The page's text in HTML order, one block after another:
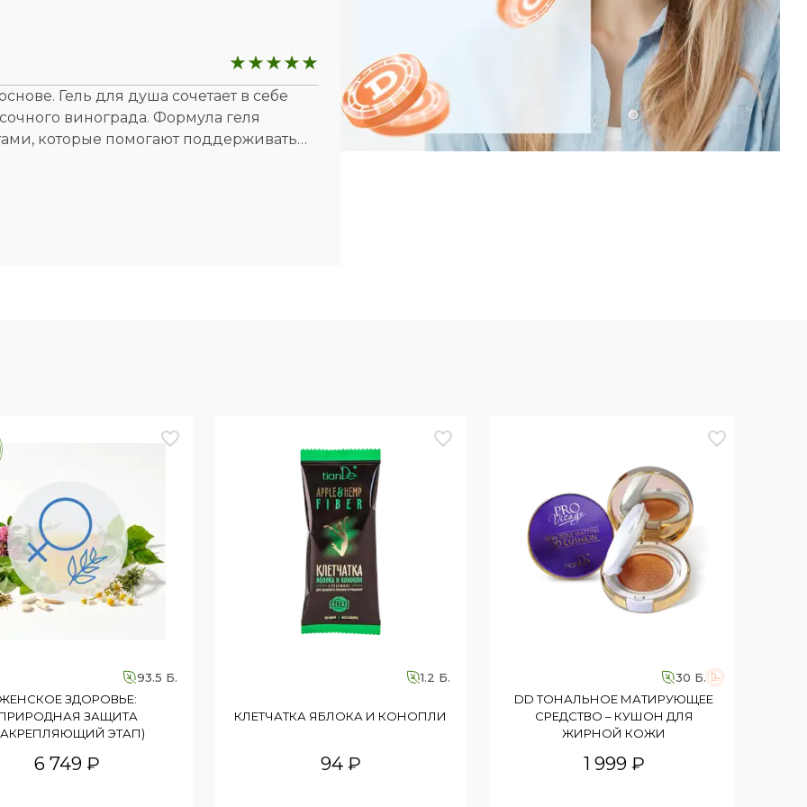
и увлажнённой становится моя кожа.
и приятный, что каждое
удовольствие. Кожа остаётся
и я чувствую себя свежей и ухоженной.
нежное и эффективное средство для
душа и подарите своей коже
Гель для душа сочетает в себе
винограда. Формула геля
которые помогают поддерживать
для ежедневного
только натуральные
всего дня, и я чувствую себя
нежное и эффективное средство для
душа и подарите своей коже
93.5 Б.
ЗДОРОВЬЕ:
ЗАЩИТА
ЭТАП)
6 749 ₽
1.2 Б.
КЛЕТЧАТКА ЯБЛОКА И КОНОПЛИ
94 ₽
30 Б.
DD ТОНАЛЬНОЕ МАТИРУЮЩЕЕ
СРЕДСТВО – КУШОН ДЛЯ
ЖИРНОЙ КОЖИ
1 999 ₽